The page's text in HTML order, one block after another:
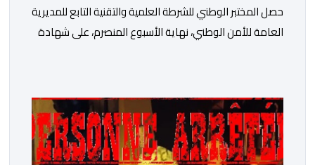
حصل المختبر الوطني للشرطة العلمية والتقنية التابع للمديرية
العامة للأمن الوطني، نهاية الأسبوع المنصرم، على شهادة
فيها فروع البيولوجيا والكيمياء، وتدقيق وفحص الوثائق،
والحرائق والمتفجرات، وكذا الآثار الرقمية والمخدرات والمواد
السمومية.وكانت المنظمة الأمريكية للاعتماد والتقييس
″The ANSI National Accreditation Board″، المختصة […]